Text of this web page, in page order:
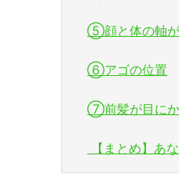
⑤顔と体の軸
⑥アゴの位置
⑦前髪が目に
【まとめ】あ